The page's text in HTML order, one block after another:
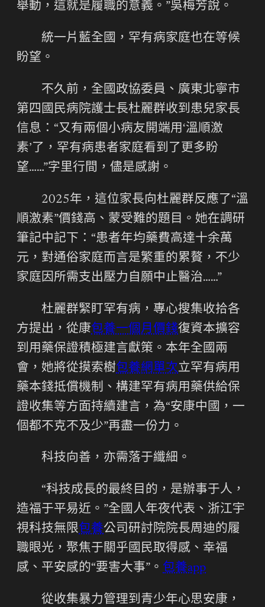
舉動，這就是履職的意義。”吳梅芳說。
統一片藍全國，罕有病家庭也在等候
盼望。
不久前，全國政協委員、廣東北寧市
第四國民病院護士長杜麗群收到患兒家長
信息：“又有兩個小病友開端用‘溫順激
素’了，罕有病患者家庭看到了更多盼
望……”字里行間，儘是感謝。
2025年，這位家長向杜麗群反應了“溫
順激素”價錢高、蒙受難的題目。她在調研
筆記中記下：“患者年均藥費高達十余萬
元，對通俗家庭而言是繁重的累贅，不少
家庭因所需支出壓力自願中止醫治……”
杜麗群緊盯罕有病，專心搜集收拾各
方提出，從康包養一個月價錢復資本擴容
到用藥保證積極建言獻策。本年全國兩
會，她將從摸索樹包養網單次立罕有病用
藥本錢抵償機制、構建罕有病用藥供給保
證收集等方面持續建言，為“安康中國，一
個都不克不及少”再盡一份力。
科技向善，亦需落于纖細。
“科技成長的最終目的，是辦事于人，
造福于平易近。”全國人年夜代表、浙江宇
視科技無限包養公司研討院院長周迪的履
職眼光，聚焦于關乎國民取得感、幸福
感、平安感的“要害大事”。 包養app
從收集暴力管理到青少年心思安康，